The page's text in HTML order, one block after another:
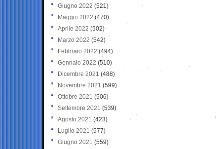
Giugno 2022 (521)
Maggio 2022 (470)
Aprile 2022 (502)
Marzo 2022 (542)
Febbraio 2022 (494)
Gennaio 2022 (510)
Dicembre 2021 (488)
Novembre 2021 (599)
Ottobre 2021 (506)
Settembre 2021 (539)
Agosto 2021 (423)
Luglio 2021 (577)
Giugno 2021(559)